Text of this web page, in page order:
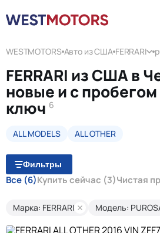
WESTMOTORS Авто из США FERRARI
FERRARI из США в
новые и с
ключ 6
ALL MODELS ALL OTHER
Фильтры
Все (6)Купить сейчас (3)Чистая
Марка: FERRARI Модель: